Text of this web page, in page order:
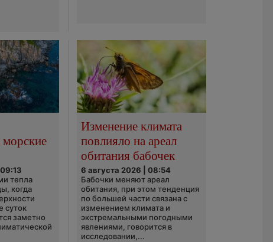
тепла
когда
суток
заметно
Изменение климата
повлияло на ареал
обитания бабочек
6 августа 2026 | 08:54
Бабочки меняют ареал
обитания, при этом тенденция
по большей части связана с
изменением климата и
экстремальными погодными
явлениями, говорится в
исследовании,...